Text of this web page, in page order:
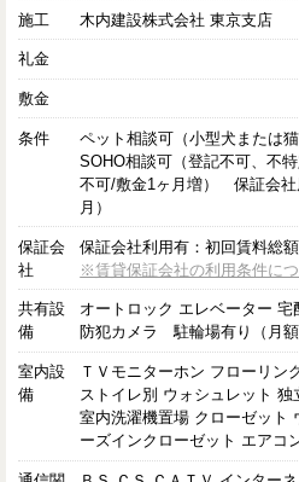
施工 木内建設株式会社 東京支店
礼金
敷金
条件
ペット相談可（小型犬または
SOHO相談可（登記不可、不
不可/敷金1ヶ月増） 保証会社
月）
保証会
社
保証会社利用有：初回賃料総
※賃貸保証会社の利用条件に
共有設
備
オートロック エレベーター
防犯カメラ 駐輪場有り（月額
室内設
備
ＴＶモニターホン フローリン
ストイレ別 ウォシュレット
室内洗濯機置場 クローゼット
ーズインクローゼット エア